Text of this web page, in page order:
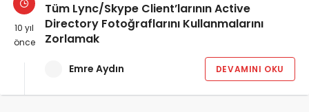
10 yıl
önce
Tüm Lync/Skype Client’larının Active
Directory Fotoğraflarını Kullanmalarını
Zorlamak
Emre Aydın DEVAMINI OKU